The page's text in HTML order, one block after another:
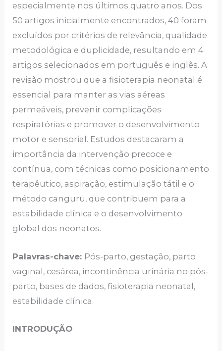
especialmente nos últimos quatro anos. Dos
50 artigos inicialmente encontrados, 40 foram
excluídos por critérios de relevância, qualidade
metodológica e duplicidade, resultando em 4
artigos selecionados em português e inglês. A
revisão mostrou que a fisioterapia neonatal é
essencial para manter as vias aéreas
permeáveis, prevenir complicações
respiratórias e promover o desenvolvimento
motor e sensorial. Estudos destacaram a
importância da intervenção precoce e
contínua, com técnicas como posicionamento
terapêutico, aspiração, estimulação tátil e o
método canguru, que contribuem para a
estabilidade clínica e o desenvolvimento
global dos neonatos.
Palavras-chave: Pós-parto, gestação, parto
vaginal, cesárea, incontinência urinária no pós-
parto, bases de dados, fisioterapia neonatal,
estabilidade clínica.
INTRODUÇÃO